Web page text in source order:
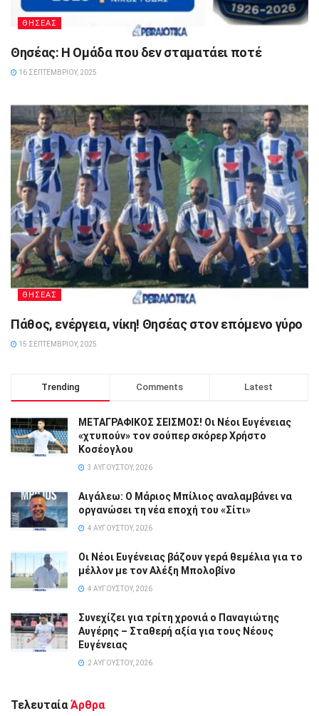
ΘΗΣΕΑΣ
Θησέας: Η Ομάδα που δεν σταματάει ποτέ
16 ΣΕΠΤΕΜΒΡΊΟΥ, 2025
ΘΗΣΕΑΣ
Πάθος, ενέργεια, νίκη! Θησέας στον επόμενο γύρο
15 ΣΕΠΤΕΜΒΡΊΟΥ, 2025
Trending Comments Latest
ΜΕΤΑΓΡΑΦΙΚΟΣ ΣΕΙΣΜΟΣ! Οι Νέοι Ευγένειας
«χτυπούν» τον σούπερ σκόρερ Χρήστο
Κοσέογλου
3 ΑΥΓΟΎΣΤΟΥ, 2026
Αιγάλεω: Ο Μάριος Μπίλιος αναλαμβάνει να
οργανώσει τη νέα εποχή του «Σίτι»
4 ΑΥΓΟΎΣΤΟΥ, 2026
Οι Νέοι Ευγένειας βάζουν γερά θεμέλια για το
μέλλον με τον Αλέξη Μπολοβίνο
4 ΑΥΓΟΎΣΤΟΥ, 2026
Συνεχίζει για τρίτη χρονιά ο Παναγιώτης
Αυγέρης – Σταθερή αξία για τους Νέους
Ευγένειας
2 ΑΥΓΟΎΣΤΟΥ, 2026
Τελευταία Άρθρα